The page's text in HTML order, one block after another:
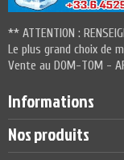
** ATTENTION :
Le plus grand choix de
Vente au DOM-TOM -
Informations
Nos produits